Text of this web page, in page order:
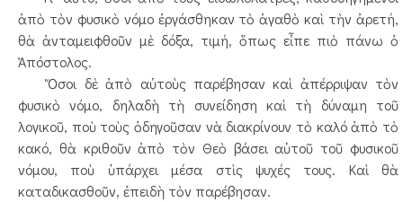
ἀπὸ τὸν φυσικὸ νόμο ἐργάσθηκαν τὸ ἀγαθὸ καὶ τὴν ἀρετή,
θὰ ἀνταμειφθοῦν μὲ δόξα, τιμή, ὅπως εἶπε πιὸ πάνω ὁ
Ἀπόστολος.
Ὅσοι δὲ ἀπὸ αὐτοὺς παρέβησαν καὶ ἀπέρριψαν τὸν
φυσικὸ νόμο, δηλαδὴ τὴ συνείδηση καὶ τὴ δύναμη τοῦ
λογικοῦ, ποὺ τοὺς ὁδηγοῦσαν νὰ διακρίνουν τὸ καλό ἀπὸ τὸ
κακό, θὰ κριθοῦν ἀπὸ τὸν Θεὸ βάσει αὐτοῦ τοῦ φυσικοῦ
νόμου, ποὺ ὑπάρχει μέσα στὶς ψυχές τους. Καὶ θὰ
καταδικασθοῦν, ἐπειδὴ τὸν παρέβησαν.